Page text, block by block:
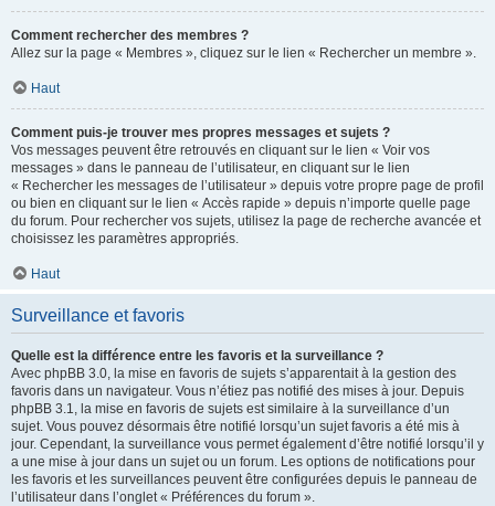
Comment rechercher des membres ?
Allez sur la page « Membres », cliquez sur le lien « Rechercher un membre ».
Haut
Comment puis-je trouver mes propres messages et sujets ?
Vos messages peuvent être retrouvés en cliquant sur le lien « Voir vos
messages » dans le panneau de l’utilisateur, en cliquant sur le lien
« Rechercher les messages de l’utilisateur » depuis votre propre page de profil
ou bien en cliquant sur le lien « Accès rapide » depuis n’importe quelle page
du forum. Pour rechercher vos sujets, utilisez la page de recherche avancée et
choisissez les paramètres appropriés.
Haut
Surveillance et favoris
Quelle est la différence entre les favoris et la surveillance ?
Avec phpBB 3.0, la mise en favoris de sujets s’apparentait à la gestion des
favoris dans un navigateur. Vous n’étiez pas notifié des mises à jour. Depuis
phpBB 3.1, la mise en favoris de sujets est similaire à la surveillance d’un
sujet. Vous pouvez désormais être notifié lorsqu’un sujet favoris a été mis à
jour. Cependant, la surveillance vous permet également d’être notifié lorsqu’il y
a une mise à jour dans un sujet ou un forum. Les options de notifications pour
les favoris et les surveillances peuvent être configurées depuis le panneau de
l’utilisateur dans l’onglet « Préférences du forum ».